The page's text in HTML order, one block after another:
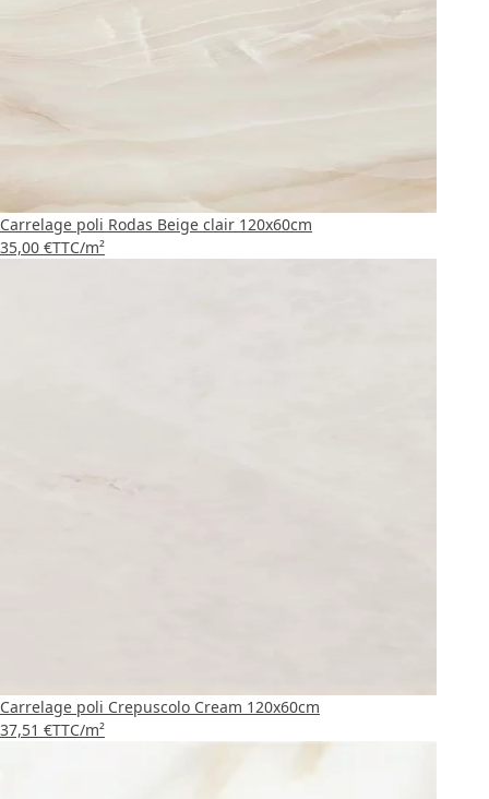
Carrelage poli Rodas Beige clair 120x60cm
35,00 €TTC/m²
Carrelage poli Crepuscolo Cream 120x60cm
37,51 €TTC/m²